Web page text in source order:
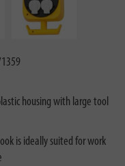
housing with large tool
is ideally suited for work